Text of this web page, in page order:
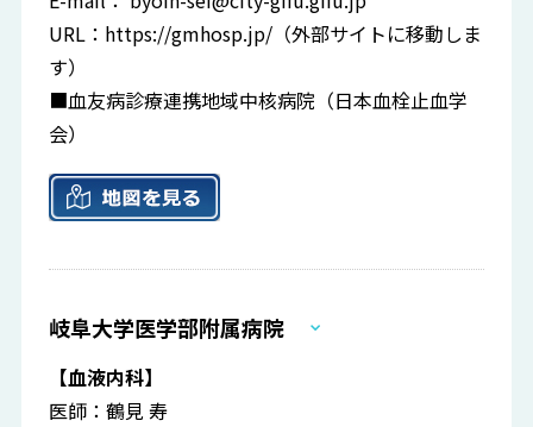
URL： https://gmhosp.jp/ （外部サイトに移動しま
す）
■血友病診療連携地域中核病院（日本血栓止血学
会）
岐阜大学医学部附属病院
【血液内科】
医師：鶴見 寿